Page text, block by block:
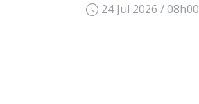
24 Jul 2026 / 08h00